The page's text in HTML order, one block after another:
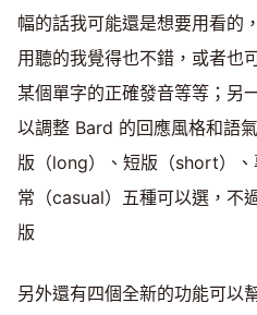
幅的話我可能還是想要用看的
用聽的我覺得也不錯，或者也
某個單字的正確發音等等；另
以調整 Bard 的回應風格和語
版（long）、短版（short）
常（casual）五種可以選，不
版
另外還有四個全新的功能可以